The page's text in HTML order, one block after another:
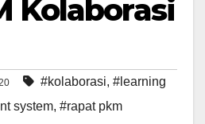
Kolaborasi
#kolaborasi, #learning
system, #rapat pkm